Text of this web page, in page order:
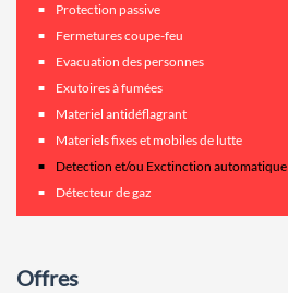
Protection passive
Fermetures coupe-feu
Evacuation des personnes
Exutoires à fumées
Materiel antidéflagrant
Materiels fixes et mobiles de lutte
Detection et/ou Exctinction automatique
Détecteur de gaz
Offres